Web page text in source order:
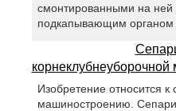
смонтированными на ней
подкапывающим органом
Изобретение относится к
машиностроению.